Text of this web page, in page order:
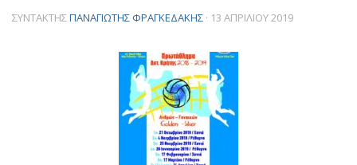
ΣΥΝΤΆΚΤΗΣΠΑΝΑΓΙΏΤΗΣ ΦΡΑΓΚΕΔΆΚΗΣ · 13 ΑΠΡΙΛΊΟΥ 2019